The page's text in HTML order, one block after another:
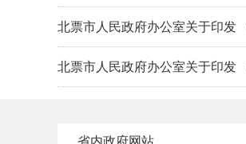
北票市人民政府办公室关于印发
北票市人民政府办公室关于印发
省内政府网站